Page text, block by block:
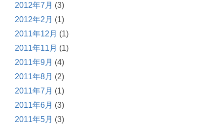
2012年7月 (3)
2012年2月 (1)
2011年12月 (1)
2011年11月 (1)
2011年9月 (4)
2011年8月 (2)
2011年7月 (1)
2011年6月 (3)
2011年5月 (3)